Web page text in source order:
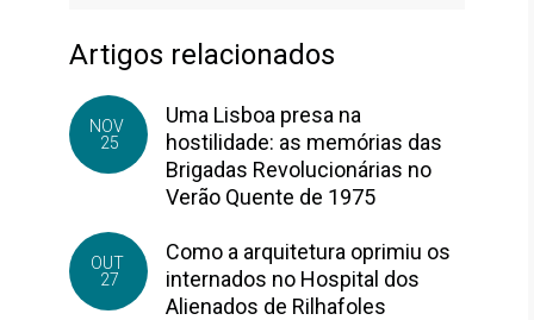
Artigos relacionados
NOV
25
Uma Lisboa presa na
hostilidade: as memórias das
Brigadas Revolucionárias no
Verão Quente de 1975
OUT
27
Como a arquitetura oprimiu os
internados no Hospital dos
Alienados de Rilhafoles